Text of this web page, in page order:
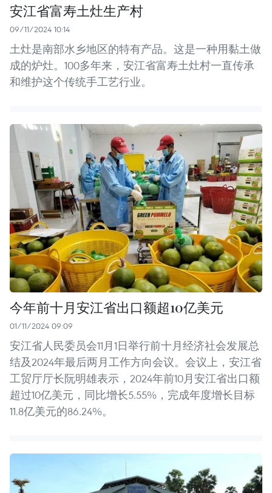
安江省富寿土灶生产村
09/11/2024 10:14
土灶是南部水乡地区的特有产品。这是一种用黏土做
成的炉灶。100多年来，安江省富寿土灶村一直传承
和维护这个传统手工艺行业。
今年前十月安江省出口额超10亿美元
01/11/2024 09:09
安江省人民委员会11月1日举行前十月经济社会发展总
结及2024年最后两月工作方向会议。会议上，安江省
工贸厅厅长阮明雄表示，2024年前10月安江省出口额
超过10亿美元，同比增长5.55%，完成年度增长目标
11.8亿美元的86.24%。